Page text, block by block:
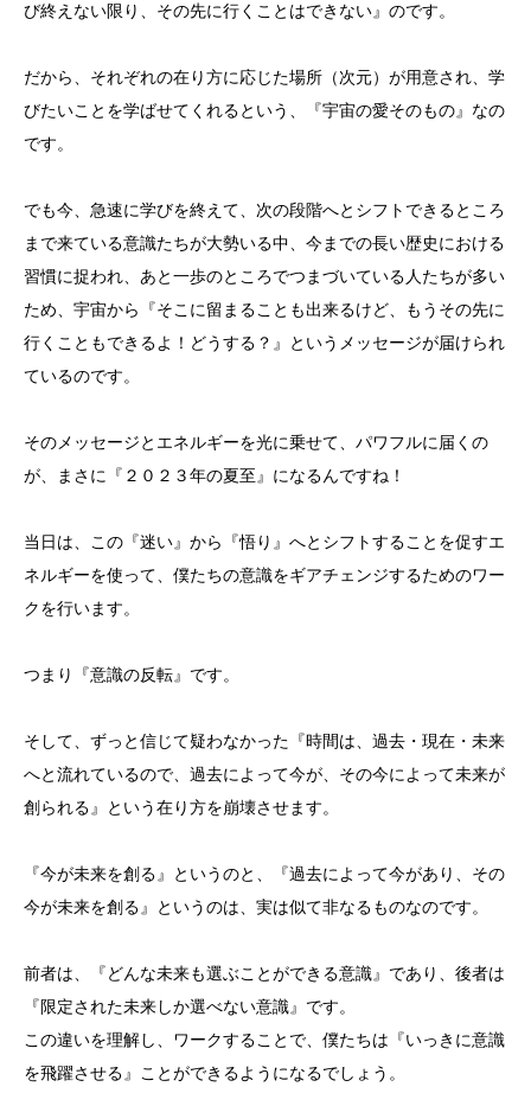
び終えない限り、その先に行くことはできない』のです。
だから、それぞれの在り方に応じた場所（次元）が用意され、学
びたいことを学ばせてくれるという、『宇宙の愛そのもの』なの
です。
でも今、急速に学びを終えて、次の段階へとシフトできるところ
まで来ている意識たちが大勢いる中、今までの長い歴史における
習慣に捉われ、あと一歩のところでつまづいている人たちが多い
ため、宇宙から『そこに留まることも出来るけど、もうその先に
行くこともできるよ！どうする？』というメッセージが届けられ
ているのです。
そのメッセージとエネルギーを光に乗せて、パワフルに届くの
が、まさに『２０２３年の夏至』になるんですね！
当日は、この『迷い』から『悟り』へとシフトすることを促すエ
ネルギーを使って、僕たちの意識をギアチェンジするためのワー
クを行います。
つまり『意識の反転』です。
そして、ずっと信じて疑わなかった『時間は、過去・現在・未来
へと流れているので、過去によって今が、その今によって未来が
創られる』という在り方を崩壊させます。
『今が未来を創る』というのと、『過去によって今があり、その
今が未来を創る』というのは、実は似て非なるものなのです。
前者は、『どんな未来も選ぶことができる意識』であり、後者は
『限定された未来しか選べない意識』です。
この違いを理解し、ワークすることで、僕たちは『いっきに意識
を飛躍させる』ことができるようになるでしょう。